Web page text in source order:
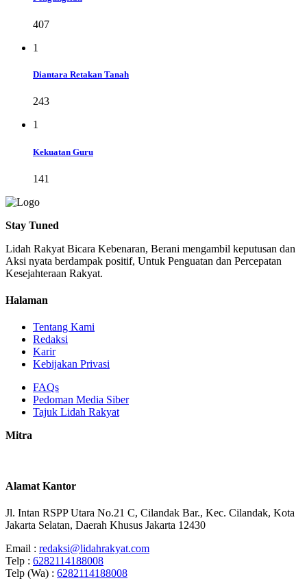
407
1
Diantara Retakan Tanah
243
1
Kekuatan Guru
141
Stay Tuned
Lidah Rakyat Bicara Kebenaran, Berani mengambil keputusan dan
Aksi nyata berdampak positif, Untuk Penguatan dan Percepatan
Kesejahteraan Rakyat.
Halaman
Tentang Kami
Redaksi
Karir
Kebijakan Privasi
FAQs
Pedoman Media Siber
Tajuk Lidah Rakyat
Mitra
Alamat Kantor
Jl. Intan RSPP Utara No.21 C, Cilandak Bar., Kec. Cilandak, Kota
Jakarta Selatan, Daerah Khusus Jakarta 12430
Email : redaksi@lidahrakyat.com
Telp : 6282114188008
Telp (Wa) : 6282114188008